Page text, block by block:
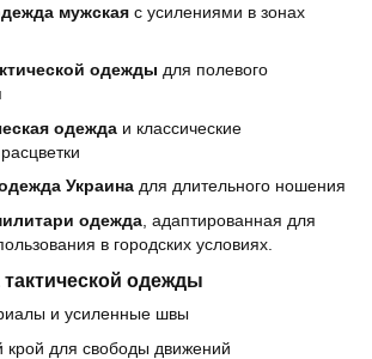
мужская с усилениями в зонах
одежды для полевого
одежда и классические
Украина для длительного ношения
одежда , адаптированная для
в городских условиях.
одежды
и усиленные швы
крой для свободы движений